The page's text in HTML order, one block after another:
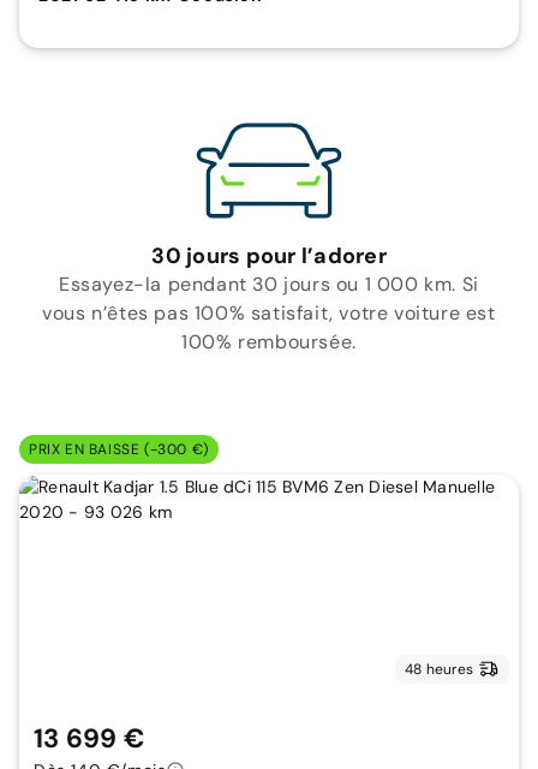
30 jours pour l’adorer
Essayez-la pendant 30 jours ou 1 000 km. Si
vous n’êtes pas 100% satisfait, votre voiture est
100% remboursée.
PRIX EN BAISSE (-300 €)
48 heures
13 699 €